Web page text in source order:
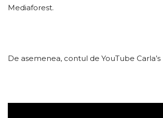
Mediaforest.
De asemenea, contul de YouTube